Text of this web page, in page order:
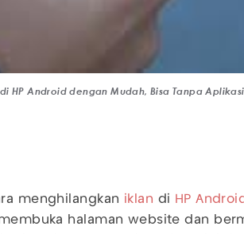
HP Android dengan Mudah, Bisa Tanpa
menghilangkan iklan di HP
halaman website dan